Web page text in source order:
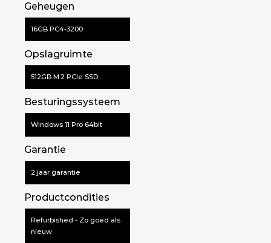
Geheugen
16GB PC4-3200
Opslagruimte
512GB M.2 PCIe SSD
Besturingssysteem
Windows 11 Pro 64bit
Garantie
2 jaar garantie
Productcondities
Refurbished - Zo goed als
nieuw